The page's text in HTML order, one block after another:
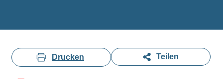
Drucken Teilen